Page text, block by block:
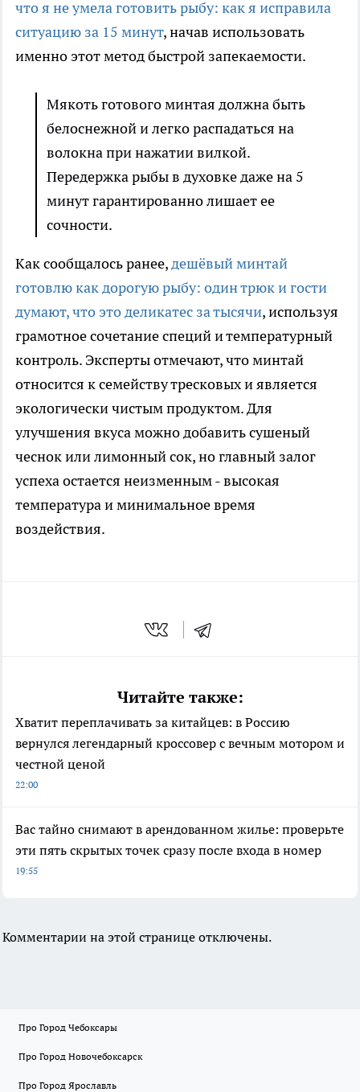
что я не умела готовить рыбу: как я исправила
ситуацию за 15 минут, начав использовать
именно этот метод быстрой запекаемости.
Мякоть готового минтая должна быть
белоснежной и легко распадаться на
волокна при нажатии вилкой.
Передержка рыбы в духовке даже на 5
минут гарантированно лишает ее
сочности.
Как сообщалось ранее,дешёвый минтай
готовлю как дорогую рыбу: один трюк и гости
думают, что это деликатес за тысячи, используя
грамотное сочетание специй и температурный
контроль. Эксперты отмечают, что минтай
относится к семейству тресковых и является
экологически чистым продуктом. Для
улучшения вкуса можно добавить сушеный
чеснок или лимонный сок, но главный залог
успеха остается неизменным - высокая
температура и минимальное время
воздействия.
Читайте также:
Хватит переплачивать за китайцев: в Россию
вернулся легендарный кроссовер с вечным мотором и
честной ценой
22:00
Вас тайно снимают в арендованном жилье: проверьте
эти пять скрытых точек сразу после входа в номер
19:55
Комментарии на этой странице отключены.
Про Город Чебоксары
Про Город Новочебоксарск
Про Город Ярославль